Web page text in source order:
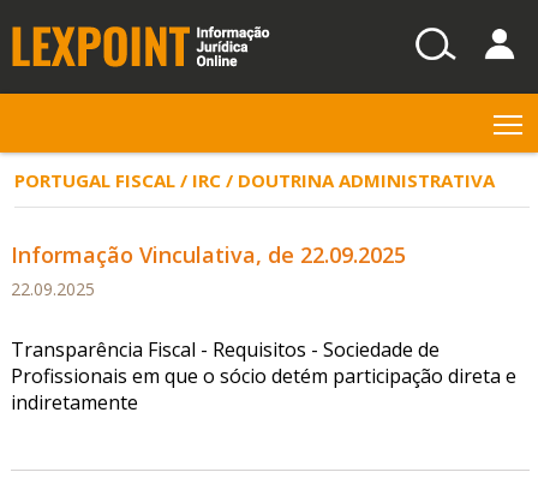
PORTUGAL FISCAL / IRC / DOUTRINA ADMINISTRATIVA
Informação Vinculativa, de 22.09.2025
22.09.2025
Transparência Fiscal - Requisitos - Sociedade de
Profissionais em que o sócio detém participação direta e
indiretamente